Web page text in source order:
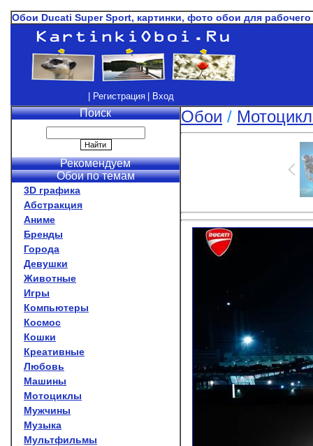
Обои Ducati Super Sport, картинки, фото обои для
| Регистрация | Вход
Поиск
Рекомендуем
Обои по темам
3D графика
Абстракция
Аниме
Бренды
Города
Девушки
Животные
Игры
Компьютеры
Космос
Кошки
Креативные
Любовь
Машины
Мотоциклы
Мужчины
Музыка
Мультфильмы
Обои /